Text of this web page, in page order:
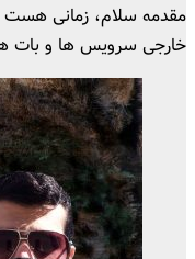
مقدمه سلام، زمانی هست
خارجی سرویس ها و بات